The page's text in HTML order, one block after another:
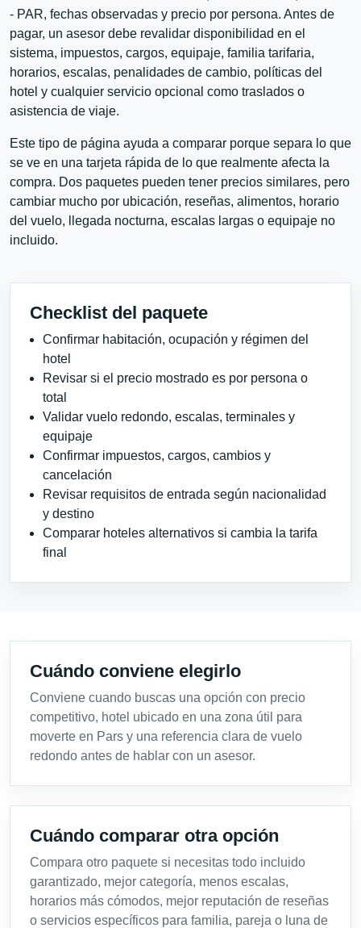
- PAR, fechas observadas y precio por persona. Antes de
pagar, un asesor debe revalidar disponibilidad en el
sistema, impuestos, cargos, equipaje, familia tarifaria,
horarios, escalas, penalidades de cambio, políticas del
hotel y cualquier servicio opcional como traslados o
asistencia de viaje.
Este tipo de página ayuda a comparar porque separa lo que
se ve en una tarjeta rápida de lo que realmente afecta la
compra. Dos paquetes pueden tener precios similares, pero
cambiar mucho por ubicación, reseñas, alimentos, horario
del vuelo, llegada nocturna, escalas largas o equipaje no
incluido.
Checklist del paquete
Confirmar habitación, ocupación y régimen del
hotel
Revisar si el precio mostrado es por persona o
total
Validar vuelo redondo, escalas, terminales y
equipaje
Confirmar impuestos, cargos, cambios y
cancelación
Revisar requisitos de entrada según nacionalidad
y destino
Comparar hoteles alternativos si cambia la tarifa
final
Cuándo conviene elegirlo
Conviene cuando buscas una opción con precio
competitivo, hotel ubicado en una zona útil para
moverte en Pars y una referencia clara de vuelo
redondo antes de hablar con un asesor.
Cuándo comparar otra opción
Compara otro paquete si necesitas todo incluido
garantizado, mejor categoría, menos escalas,
horarios más cómodos, mejor reputación de reseñas
o servicios específicos para familia, pareja o luna de